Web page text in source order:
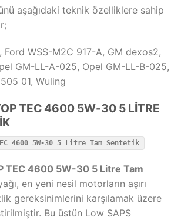
aşağıdaki teknik özelliklere sahip
WSS-M2C 917-A, GM dexos2,
GM-LL-A-025, Opel GM-LL-B-025,
01, Wuling
TEC 4600 5W-30 5 LİTRE
4600 5W-30 5 Litre Tam Sentetik
TEC 4600 5W-30 5 Litre Tam
en yeni nesil motorların aşırı
gereksinimlerini karşılamak üzere
Bu üstün Low SAPS